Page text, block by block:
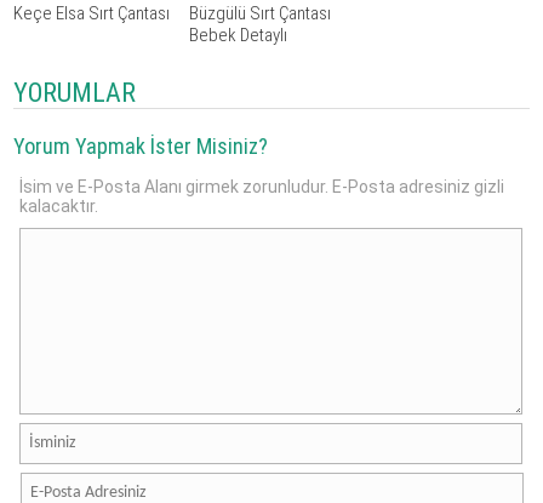
Keçe Elsa Sırt Çantası
Büzgülü Sırt Çantası
Bebek Detaylı
YORUMLAR
Yorum Yapmak İster Misiniz?
İsim ve E-Posta Alanı girmek zorunludur. E-Posta adresiniz gizli
kalacaktır.